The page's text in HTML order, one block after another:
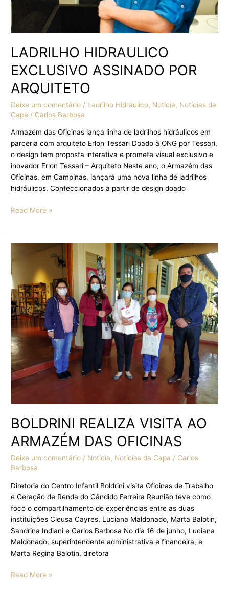
LADRILHO HIDRAULICO
EXCLUSIVO ASSINADO POR
ARQUITETO
Deixe um comentário / Ladrilho Hidráulico, Notícia, Notícias da
Capa / Carlos Barbosa
Armazém das Oficinas lança linha de ladrilhos hidráulicos em
parceria com arquiteto Erlon Tessari Doado à ONG por Tessari,
o design tem proposta interativa e promete visual exclusivo e
inovador Erlon Tessari – Arquiteto Neste ano, o Armazém das
Oficinas, em Campinas, lançará uma nova linha de ladrilhos
hidráulicos. Confeccionados a partir de design doado
Read More »
BOLDRINI REALIZA VISITA AO
ARMAZÉM DAS OFICINAS
Deixe um comentário / Notícia, Notícias da Capa / Carlos
Barbosa
Diretoria do Centro Infantil Boldrini visita Oficinas de Trabalho
e Geração de Renda do Cândido Ferreira Reunião teve como
foco o compartilhamento de experiências entre as duas
instituições Cleusa Cayres, Luciana Maldonado, Marta Balotin,
Sandrina Indiani e Carlos Barbosa No dia 16 de junho, Luciana
Maldonado, superintendente administrativa e financeira, e
Marta Regina Balotin, diretora
REALIZA
VISITA
AO
ARMAZÉM
DAS
OFICINAS
Read More »